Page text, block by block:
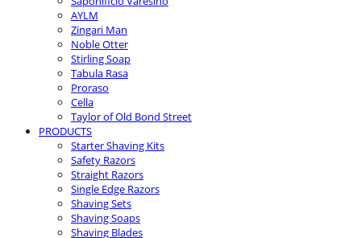
AYLM
Zingari Man
Noble Otter
Stirling Soap
Tabula Rasa
Proraso
Cella
Taylor of Old Bond Street
PRODUCTS
Starter Shaving Kits
Safety Razors
Straight Razors
Single Edge Razors
Shaving Sets
Shaving Soaps
Shaving Blades